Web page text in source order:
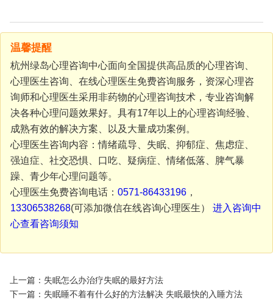
温馨提醒
杭州绿岛心理咨询中心面向全国提供高品质的心理咨询、
心理医生咨询、在线心理医生免费咨询服务，资深心理咨
询师和心理医生采用非药物的心理咨询技术，专业咨询解
决各种心理问题效果好。具有17年以上的心理咨询经验、
成熟有效的解决方案、以及大量成功案例。
心理医生咨询内容：情绪疏导、失眠、抑郁症、焦虑症、
强迫症、社交恐惧、口吃、疑病症、情绪低落、脾气暴
躁、青少年心理问题等。
心理医生免费咨询电话： 0571-86433196，
13306538268(可添加微信在线咨询心理医生） 进入咨询中
心查看咨询须知
上一篇：失眠怎么办治疗失眠的最好方法
下一篇：失眠睡不着有什么好的方法解决 失眠最快的入睡方法